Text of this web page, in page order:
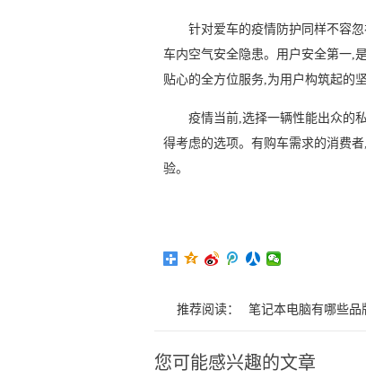
针对爱车的疫情防护同样不容
车内空气安全隐患。用户安全第一,
贴心的全方位服务,为用户构筑起的坚
疫情当前,选择一辆性能出众的
得考虑的选项。有购车需求的消费
验。
推荐阅读： 笔记本电脑有哪些品
您可能感兴趣的文章